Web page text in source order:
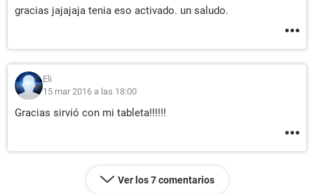
gracias jajajaja tenia eso activado. un saludo.
Eli
15 mar 2016 a las 18:00
Gracias sirvió con mi tableta!!!!!!
Ver los 7 comentarios